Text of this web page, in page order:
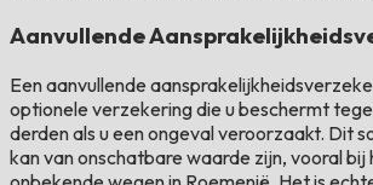
Aanvullende
Een aanvullende
optionele verzekering die u beschermt
derden als u een ongeval veroorzaakt. Dit
kan van onschatbare waarde zijn, vooral bij